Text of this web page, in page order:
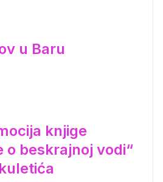
u Baru
knjige
o beskrajnoj vodi“